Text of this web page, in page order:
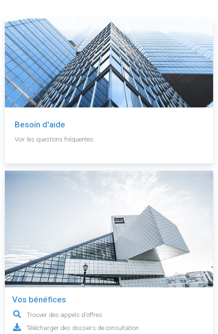
Besoin d'aide
Voir les questions fréquentes.
Vos bénéfices
Trouver des appels d'offres
Télécharger des dossiers de consultation